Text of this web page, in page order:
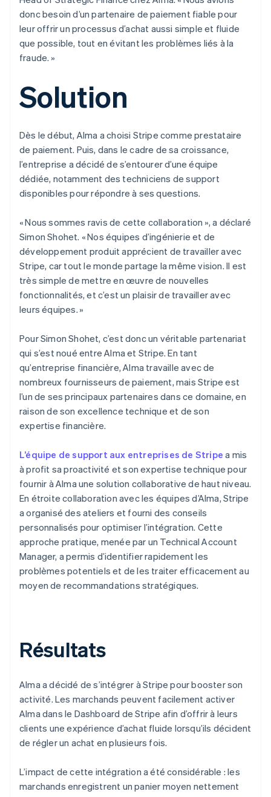
donc besoin d’un partenaire de paiement fiable pour
leur offrir un processus d’achat aussi simple et fluide
que possible, tout en évitant les problèmes liés à la
fraude. »
Solution
Dès le début, Alma a choisi Stripe comme prestataire
de paiement. Puis, dans le cadre de sa croissance,
l’entreprise a décidé de s’entourer d’une équipe
dédiée, notamment des techniciens de support
disponibles pour répondre à ses questions.
« Nous sommes ravis de cette collaboration », a déclaré
Simon Shohet. « Nos équipes d’ingénierie et de
développement produit apprécient de travailler avec
Stripe, car tout le monde partage la même vision. Il est
très simple de mettre en œuvre de nouvelles
fonctionnalités, et c’est un plaisir de travailler avec
leurs équipes. »
Pour Simon Shohet, c’est donc un véritable partenariat
qui s’est noué entre Alma et Stripe. En tant
qu’entreprise financière, Alma travaille avec de
nombreux fournisseurs de paiement, mais Stripe est
l’un de ses principaux partenaires dans ce domaine, en
raison de son excellence technique et de son
expertise financière.
L’équipe de support aux entreprises de Stripe a mis
à profit sa proactivité et son expertise technique pour
fournir à Alma une solution collaborative de haut niveau.
En étroite collaboration avec les équipes d’Alma, Stripe
a organisé des ateliers et fourni des conseils
personnalisés pour optimiser l’intégration. Cette
approche pratique, menée par un Technical Account
Manager, a permis d’identifier rapidement les
problèmes potentiels et de les traiter efficacement au
moyen de recommandations stratégiques.
Résultats
Alma a décidé de s’intégrer à Stripe pour booster son
activité. Les marchands peuvent facilement activer
Alma dans le Dashboard de Stripe afin d’offrir à leurs
clients une expérience d’achat fluide lorsqu’ils décident
de régler un achat en plusieurs fois.
L’impact de cette intégration a été considérable : les
marchands enregistrent un panier moyen nettement